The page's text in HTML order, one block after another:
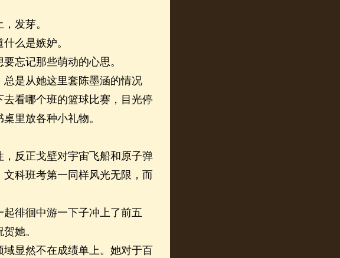
发芽。
么是嫉妒。
忘记那些萌动的心思。
是从她这里套陈墨涵的情况
看哪个班的篮球比赛，目光停
里放各种小礼物。
反正戈壁对宇宙飞船和原子弹
科班考第一同样风光无限，而
徘徊中游一下子冲上了前五
她。
显然不在成绩单上。她对于百